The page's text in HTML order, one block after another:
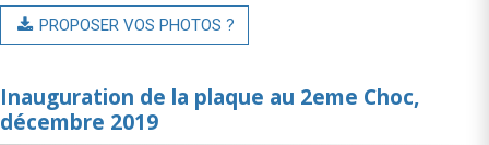
PROPOSER VOS PHOTOS ?
Inauguration de la plaque au 2eme Choc,
décembre 2019